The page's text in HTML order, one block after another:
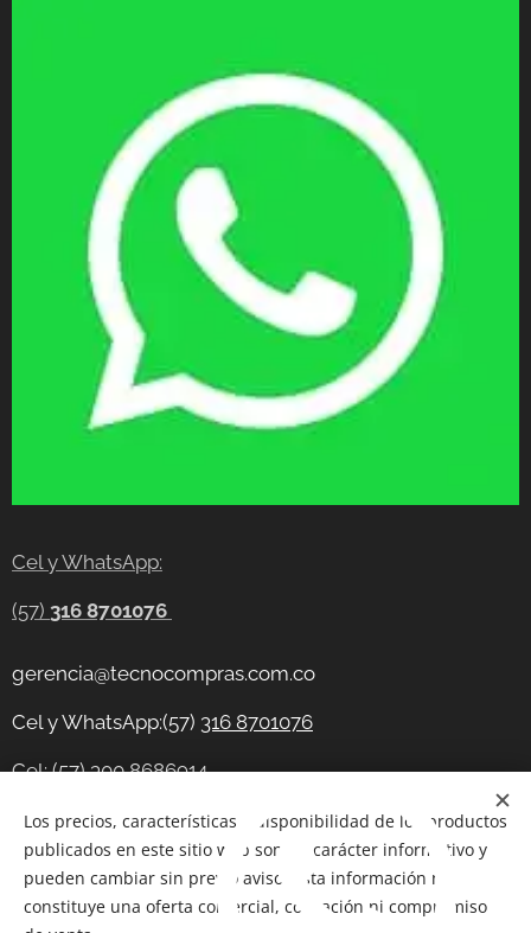
Cel y WhatsApp:
(57) 316 8701076
gerencia@tecnocompras.com.co
Cel y WhatsApp:(57) 316 8701076
Cel: (57) 300 8686914
Telegram:https://t.me/tecnocompras
@tecnocompras;(57) 316 8701076
Los precios, características y disponibilidad de los productos
publicados en este sitio web son de carácter informativo y
pueden cambiar sin previo aviso. Esta información no
constituye una oferta comercial, cotización ni compromiso